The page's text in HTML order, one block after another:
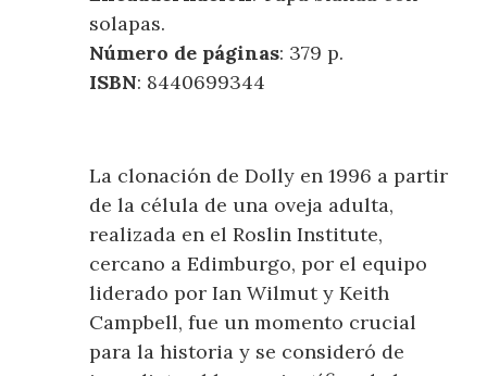
solapas.
Número de páginas: 379 p.
ISBN: 8440699344
La clonación de Dolly en 1996 a partir
de la célula de una oveja adulta,
realizada en el Roslin Institute,
cercano a Edimburgo, por el equipo
liderado por Ian Wilmut y Keith
Campbell, fue un momento crucial
para la historia y se consideró de